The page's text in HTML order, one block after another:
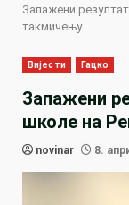
Запажени
такмичењу
Вијести Гацко
Запажени
школе на
novinar 8.